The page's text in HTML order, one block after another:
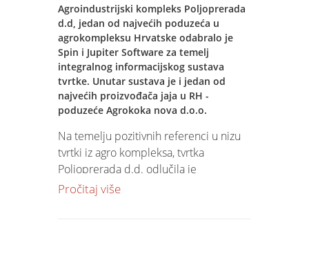
(ECDL -European Computer Driving
Licence) kao osnovni kriterij za
osposobljenost zaposlenika u državnoj
upravi i lokalnoj samoupravi".
Jupiter Software-a.
Agroindustrijski kompleks Poljoprerada
d.d, jedan od najvećih poduzeća u
agrokompleksu Hrvatske odabralo je
Spin i Jupiter Software za temelj
integralnog informacijskog sustava
tvrtke. Unutar sustava je i jedan od
najvećih proizvođača jaja u RH -
poduzeće Agrokoka nova d.o.o.
Na temelju pozitivnih referenci u nizu
tvrtki iz agro kompleksa, tvrtka
Poljoprerada d.d. odlučila je
inforamtizirati cjelokupno poslovanje
Pročitaj više